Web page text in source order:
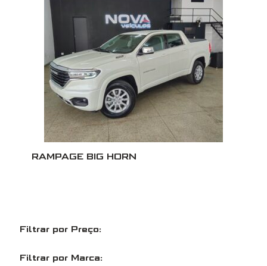
RAMPAGE BIG HORN
Filtrar por Preço:
Filtrar por Marca: